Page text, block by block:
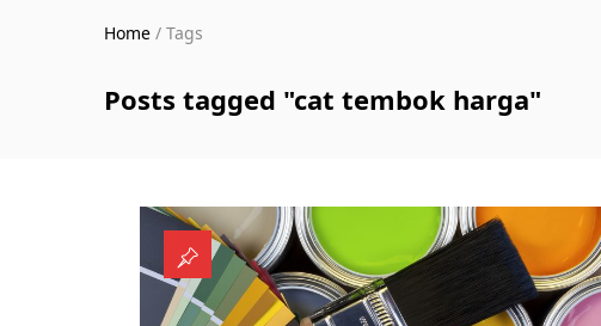
Home / Tags
Posts tagged "cat tembok harga"